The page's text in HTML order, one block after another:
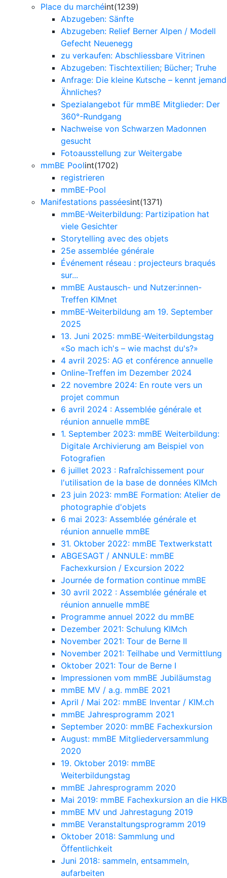
Place du marchéint(1239)
Abzugeben: Sänfte
Abzugeben: Relief Berner Alpen / Modell
Gefecht Neuenegg
zu verkaufen: Abschliessbare Vitrinen
Abzugeben: Tischtextilien; Bücher; Truhe
Anfrage: Die kleine Kutsche – kennt jemand
Ähnliches?
Spezialangebot für mmBE Mitglieder: Der
360°-Rundgang
Nachweise von Schwarzen Madonnen
gesucht
Fotoausstellung zur Weitergabe
mmBE Poolint(1702)
registrieren
mmBE-Pool
Manifestations passéesint(1371)
mmBE-Weiterbildung: Partizipation hat
viele Gesichter
Storytelling avec des objets
25e assemblée générale
Événement réseau : projecteurs braqués
sur...
mmBE Austausch- und Nutzer:innen-
Treffen KIMnet
mmBE-Weiterbildung am 19. September
2025
13. Juni 2025: mmBE-Weiterbildungstag
«So mach ich's – wie machst du's?»
4 avril 2025: AG et conférence annuelle
Online-Treffen im Dezember 2024
22 novembre 2024: En route vers un
projet commun
6 avril 2024 : Assemblée générale et
réunion annuelle mmBE
1. September 2023: mmBE Weiterbildung:
Digitale Archivierung am Beispiel von
Fotografien
6 juillet 2023 : Rafraîchissement pour
l'utilisation de la base de données KIMch
23 juin 2023: mmBE Formation: Atelier de
photographie d'objets
6 mai 2023: Assemblée générale et
réunion annuelle mmBE
31. Oktober 2022: mmBE Textwerkstatt
ABGESAGT / ANNULE: mmBE
Fachexkursion / Excursion 2022
Journée de formation continue mmBE
30 avril 2022 : Assemblée générale et
réunion annuelle mmBE
Programme annuel 2022 du mmBE
Dezember 2021: Schulung KIMch
November 2021: Tour de Berne II
November 2021: Teilhabe und Vermittlung
Oktober 2021: Tour de Berne I
Impressionen vom mmBE Jubiläumstag
mmBE MV / a.g. mmBE 2021
April / Mai 202: mmBE Inventar / KIM.ch
mmBE Jahresprogramm 2021
September 2020: mmBE Fachexkursion
August: mmBE Mitgliederversammlung
2020
19. Oktober 2019: mmBE
Weiterbildungstag
mmBE Jahresprogramm 2020
Mai 2019: mmBE Fachexkursion an die HKB
mmBE MV und Jahrestagung 2019
mmBE Veranstaltungsprogramm 2019
Oktober 2018: Sammlung und
Öffentlichkeit
Juni 2018: sammeln, entsammeln,
aufarbeiten